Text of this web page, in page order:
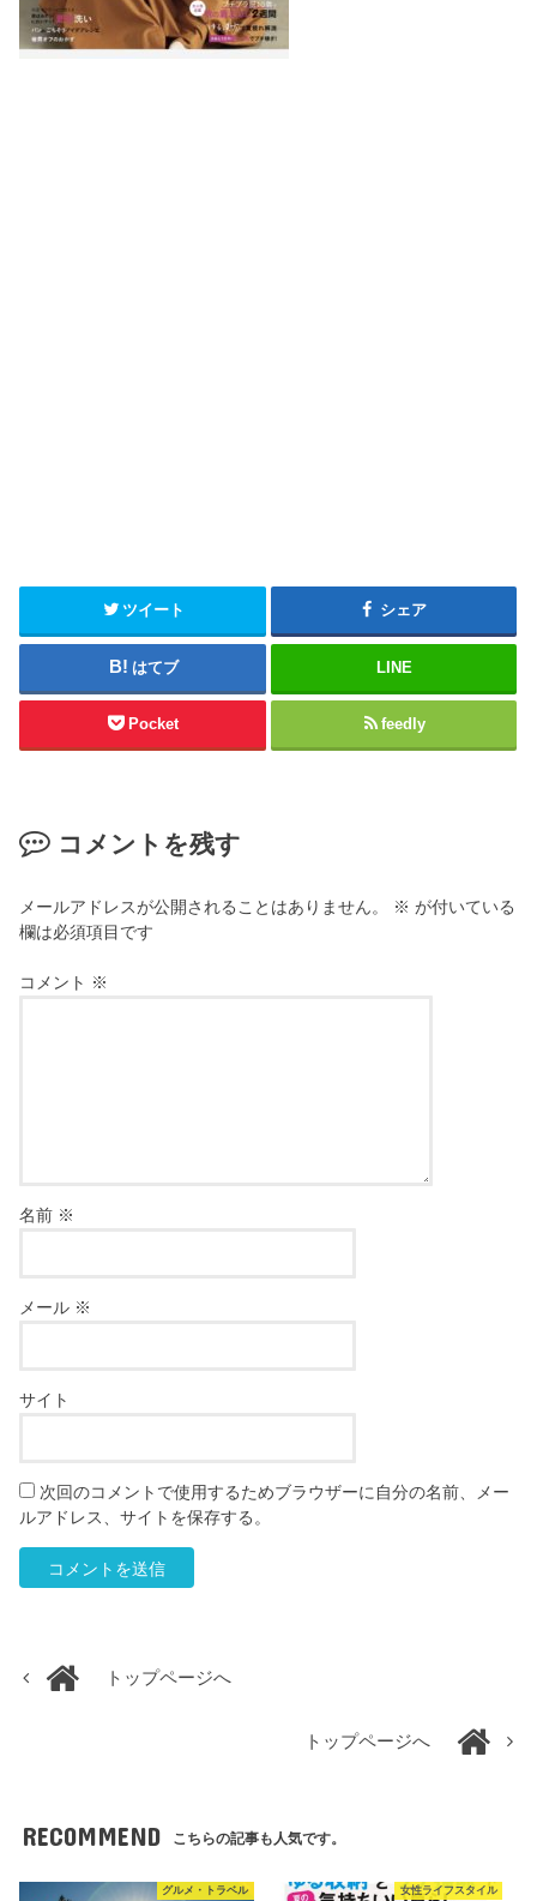
ツイート シェア
はてブ LINE
Pocket feedly
コメントを残す
メールアドレスが公開されることはありません。 ※ が付いている
欄は必須項目です
コメント ※
名前 ※
メール ※
サイト
次回のコメントで使用するためブラウザーに自分の名前、メー
ルアドレス、サイトを保存する。
トップページへ
トップページへ
RECOMMEND こちらの記事も人気です。
グルメ・トラベル 女性ライフスタイル